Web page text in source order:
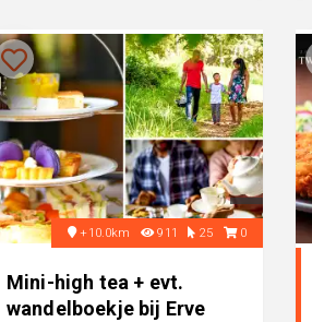
+10.0km 911 25 0
Mini-high tea + evt.
wandelboekje bij Erve